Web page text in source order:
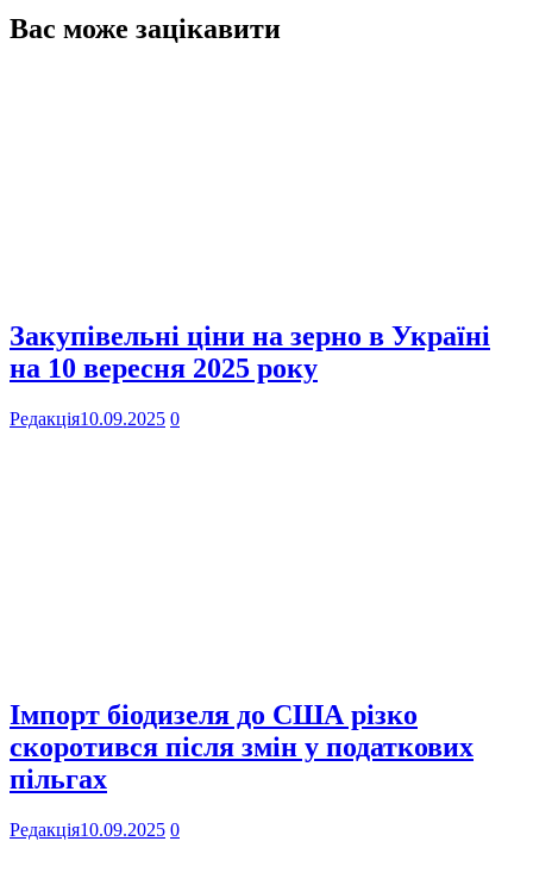
Вас може зацікавити
Закупівельні ціни на зерно в Україні
на 10 вересня 2025 року
Редакція10.09.2025 0
Імпорт біодизеля до США різко
скоротився після змін у податкових
пільгах
Редакція10.09.2025 0